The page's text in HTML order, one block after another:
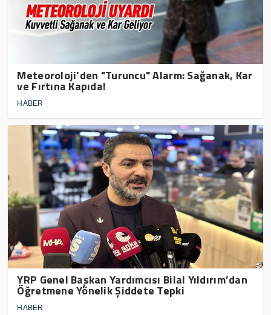
Meteoroloji’den "Turuncu" Alarm: Sağanak, Kar
ve Fırtına Kapıda!
HABER
YRP Genel Başkan Yardımcısı Bilal Yıldırım’dan
Öğretmene Yönelik Şiddete Tepki
HABER